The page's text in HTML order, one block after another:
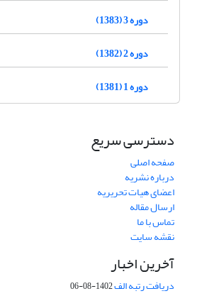
دوره 3 (1383)
دوره 2 (1382)
دوره 1 (1381)
دسترسی سریع
صفحه اصلی
درباره نشریه
اعضای هیات تحریریه
ارسال مقاله
تماس با ما
نقشه سایت
آخرین اخبار
دریافت رتبه الف1402-08-06